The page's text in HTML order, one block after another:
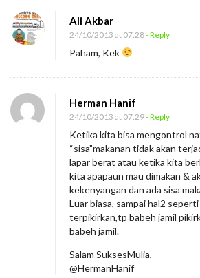
J
g
a
n
T
n
g
g
a
k
Ali Akbar
24/10/2013 at 07:28- Reply
Paham, Kek
Herman Hanif
24/10/2013 at 07:29- Reply
Ketika kita bisa mengontrol
“sisa”makanan tidak akan
lapar berat atau ketika kita
kita apapaun mau dimakan &
kekenyangan dan ada sisa
Luar biasa, sampai hal2
terpikirkan,tp babeh jamil
babeh jamil.
Salam SuksesMulia,
@HermanHanif